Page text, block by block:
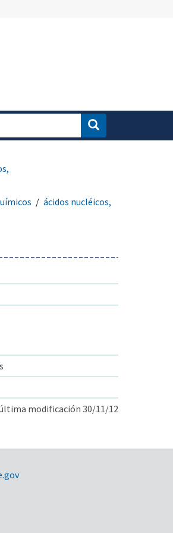
ácidos nucléicos,
modificación 30/11/12